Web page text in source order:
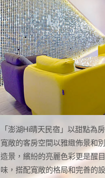
「澎湖Hi晴天民宿」以甜點為
寬敞的客房空間以雅緻佈景和
造景，繽紛的亮麗色彩更是醒
味，搭配寬敞的格局和完善的